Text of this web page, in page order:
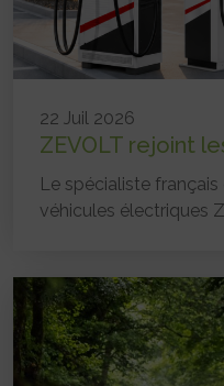
22 Juil 2026
ZEVOLT rejoint
Le spécialiste
véhicules électriques